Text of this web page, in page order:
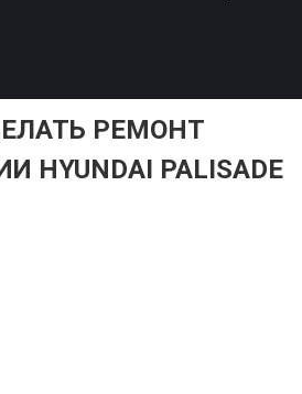
РЕМОНТ
HYUNDAI PALISADE